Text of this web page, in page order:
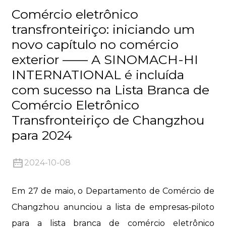
Comércio eletrônico
transfronteiriço: iniciando um
novo capítulo no comércio
exterior —— A SINOMACH-HI
INTERNATIONAL é incluída
com sucesso na Lista Branca de
Comércio Eletrônico
Transfronteiriço de Changzhou
para 2024
2024-10-08
Em 27 de maio, o Departamento de Comércio de
Changzhou anunciou a lista de empresas-piloto
para a lista branca de comércio eletrônico